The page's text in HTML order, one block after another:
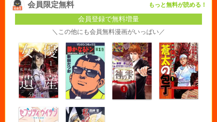
会員限定無料 もっと無料が読める！
会員登録で無料増量
＼この他にも会員無料漫画がいっぱい／